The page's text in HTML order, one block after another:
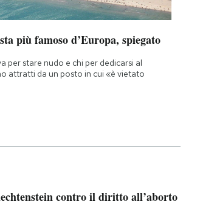
più famoso d’Europa, spiegato
per stare nudo e chi per dedicarsi al
attratti da un posto in cui «è vietato
contro il diritto all’aborto